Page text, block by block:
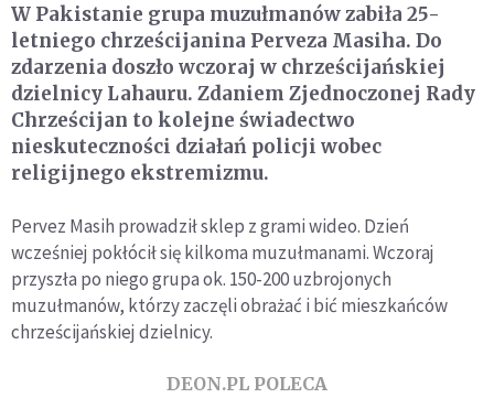
W Pakistanie grupa muzułmanów zabiła 25-
letniego chrześcijanina Perveza Masiha. Do
zdarzenia doszło wczoraj w chrześcijańskiej
dzielnicy Lahauru. Zdaniem Zjednoczonej Rady
Chrześcijan to kolejne świadectwo
nieskuteczności działań policji wobec
religijnego ekstremizmu.
Pervez Masih prowadził sklep z grami wideo. Dzień
wcześniej pokłócił się kilkoma muzułmanami. Wczoraj
przyszła po niego grupa ok. 150-200 uzbrojonych
muzułmanów, którzy zaczęli obrażać i bić mieszkańców
chrześcijańskiej dzielnicy.
DEON.PL POLECA